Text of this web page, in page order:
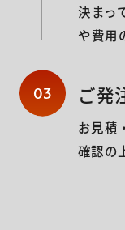
決まっ
や費用
03 ご発
お見積
確認の